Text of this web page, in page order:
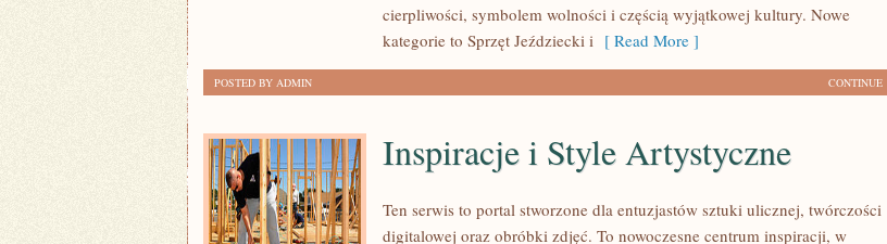
cierpliwości, symbolem wolności i częścią wyjątkowej kultury. Nowe
kategorie to Sprzęt Jeździecki i [ Read More ]
CONTINUE
POSTED BY ADMIN
Inspiracje i Style Artystyczne
Ten serwis to portal stworzone dla entuzjastów sztuki ulicznej, twórczości
digitalowej oraz obróbki zdjęć. To nowoczesne centrum inspiracji, w